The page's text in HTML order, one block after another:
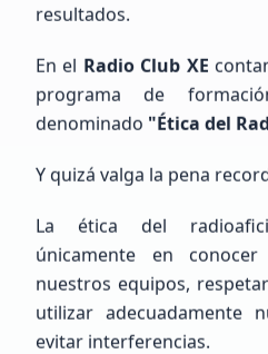
Gabriel
Sin
México, CDMX,
resultados.
En el Radio Club XE
programa de
denominado "Ética del
Y quizá valga la pena
La ética del
únicamente en
nuestros equipos,
utilizar adecuadamente
evitar interferencias.